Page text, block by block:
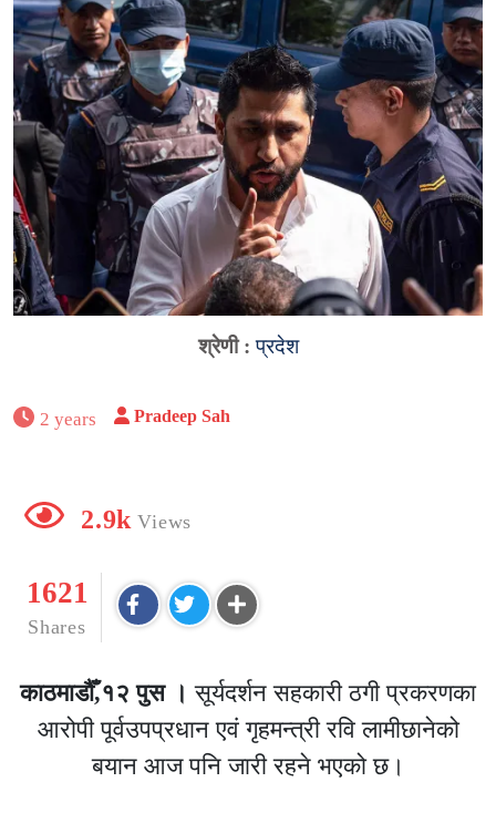
श्रेणी :प्रदेश
2 years Pradeep Sah
2.9k Views
1621
Shares
काठमाडौँ,१२ पुस । सूर्यदर्शन सहकारी ठगी प्रकरणका
आरोपी पूर्वउपप्रधान एवं गृहमन्त्री रवि लामीछानेको
बयान आज पनि जारी रहने भएको छ।